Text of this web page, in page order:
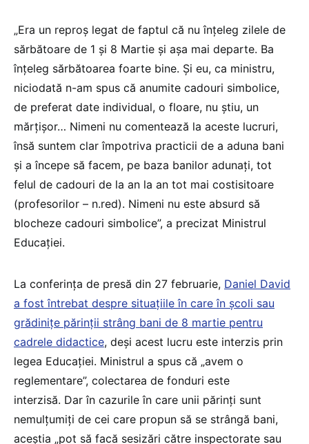
„Era un reproș legat de faptul că nu înțeleg zilele de
sărbătoare de 1 și 8 Martie și așa mai departe. Ba
înțeleg sărbătoarea foarte bine. Și eu, ca ministru,
niciodată n-am spus că anumite cadouri simbolice,
de preferat date individual, o floare, nu știu, un
mărțișor… Nimeni nu comentează la aceste lucruri,
însă suntem clar împotriva practicii de a aduna bani
și a începe să facem, pe baza banilor adunați, tot
felul de cadouri de la an la an tot mai costisitoare
(profesorilor – n.red). Nimeni nu este absurd să
blocheze cadouri simbolice”, a precizat Ministrul
Educației.
La conferința de presă din 27 februarie, Daniel David
a fost întrebat despre situațiile în care în școli sau
grădinițe părinții strâng bani de 8 martie pentru
cadrele didactice, deși acest lucru este interzis prin
legea Educației. Ministrul a spus că „avem o
reglementare”, colectarea de fonduri este
interzisă. Dar în cazurile în care unii părinți sunt
nemulțumiți de cei care propun să se strângă bani,
aceștia „pot să facă sesizări către inspectorate sau